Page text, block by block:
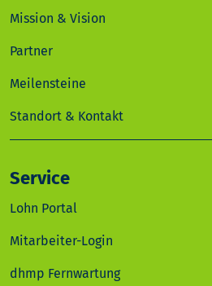
Mission & Vision
Partner
Meilensteine
Standort & Kontakt
Service
Lohn Portal
Mitarbeiter-Login
dhmp Fernwartung